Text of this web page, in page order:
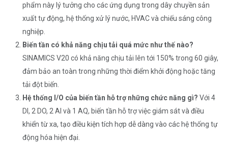
phẩm này lý tưởng cho các ứng dụng trong dây chuyền sản
xuất tự động, hệ thống xử lý nước, HVAC và chiếu sáng công
nghiệp.
Biến tần có khả năng chịu tải quá mức như thế nào?
SINAMICS V20 có khả năng chịu tải lên tới 150% trong 60 giây,
đảm bảo an toàn trong những thời điểm khởi động hoặc tăng
tải đột biến.
Hệ thống I/O của biến tần hỗ trợ những chức năng gì? Với 4
DI, 2 DO, 2 AI và 1 AQ, biến tần hỗ trợ việc giám sát và điều
khiển từ xa, tạo điều kiện tích hợp dễ dàng vào các hệ thống tự
động hóa hiện đại.